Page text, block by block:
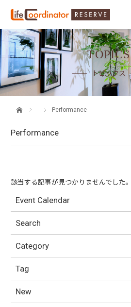
TOPICS
トピックス
Performance
Performance
該当する記事が見つかりませんでした。
Event Calendar
Search
Category
Tag
New